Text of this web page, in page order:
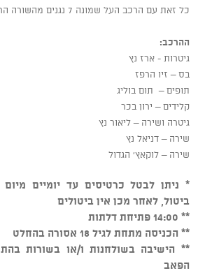
כל זאת עם הרכב העל שמונה 7 נגנים מהשורה הראשונה.
ההרכב:
גיטרות - ארז נץ
בס – זיו הרפז
תופים – תום בוליג
קלידים – ירון בכר
גיטרה ושירה – ליאור נץ
שירה – דניאל נץ
שירה – לוקאץ' הגדול
* ניתן לבטל כרטיסים עד יומיים
ביטול, לאחר מכן אין ביטולים
** 14:00 פתיחת דלתות
** הכניסה מתחת לגיל 18 אסורה בהחלט
** הישיבה בשולחנות ו/או בשורות
הפאב